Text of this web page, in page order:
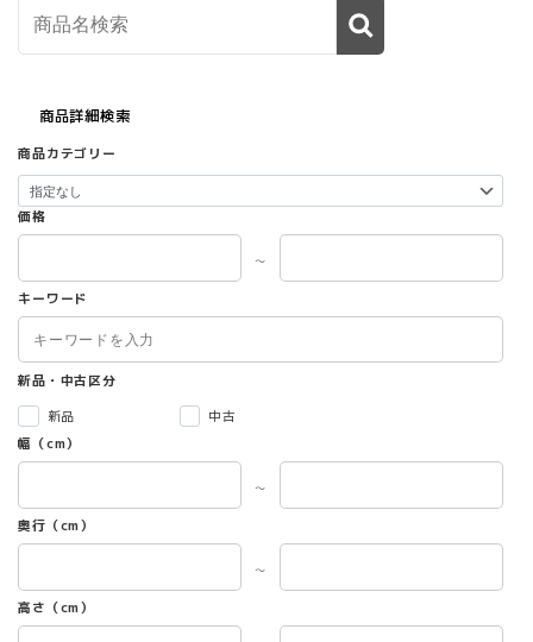
商品詳細検索
商品カテゴリー
価格
～
キーワード
新品・中古区分
新品
中古
幅（cm）
～
奥行（cm）
～
高さ（cm）